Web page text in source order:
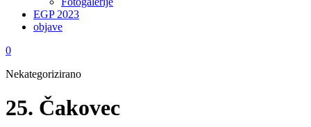
EGP 2023
objave
0
Nekategorizirano
25. Čakovec